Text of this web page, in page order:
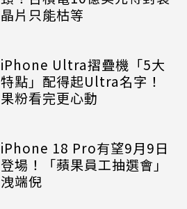
晶片只能枯等
iPhone Ultra摺疊機「5大
特點」配得起Ultra名字！
果粉看完更心動
iPhone 18 Pro有望9月9日
登場！「蘋果員工抽選會」
洩端倪